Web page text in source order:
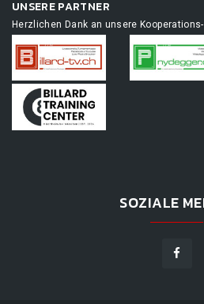
UNSERE PARTNER
Herzlichen Dank an unsere
SOZIALE